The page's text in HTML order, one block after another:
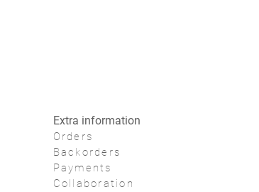
Extra information
Orders
Backorders
Payments
Collaboration